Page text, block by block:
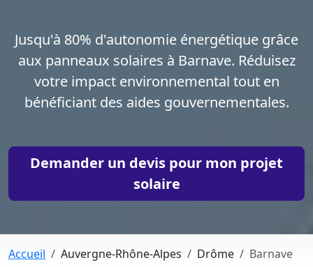
Jusqu'à 80% d'autonomie énergétique grâce
aux panneaux solaires à Barnave. Réduisez
votre impact environnemental tout en
bénéficiant des aides gouvernementales.
Demander un devis pour mon projet
solaire
Accueil Auvergne-Rhône-Alpes Drôme Barnave